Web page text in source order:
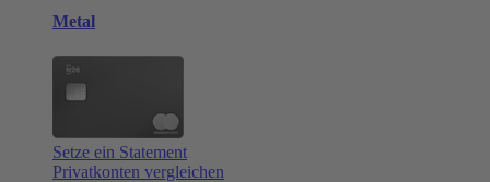
Metal
Setze ein Statement
Privatkonten vergleichen